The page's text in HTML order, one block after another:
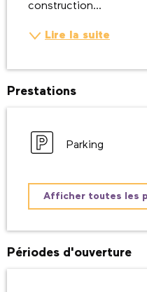
construction...
Lire la suite
Prestations
Parking
Afficher toutes les
Périodes d'ouverture